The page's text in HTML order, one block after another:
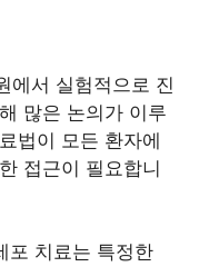
에서 실험적으로 진
많은 논의가 이루
법이 모든 환자에
접근이 필요합니
포 치료는 특정한